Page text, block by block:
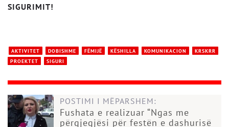
SIGURIMIT!
AKTIVITET DOBISHME FËMIJË KËSHILLA KOMUNIKACION
KRSKRR
PROEKTET
SIGURI
POSTIMI I MËPARSHEM:
Fushata e realizuar “Ngas me
përgjegjësi për festën e dashurisë